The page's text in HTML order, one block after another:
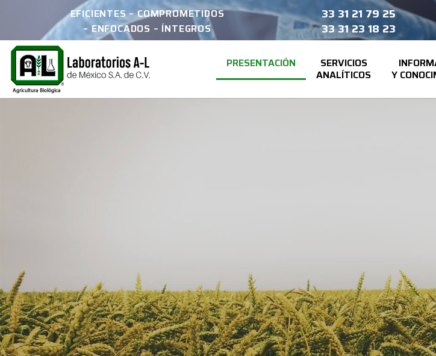
EFICIENTES – COMPROMETIDOS
– ENFOCADOS – ÍNTEGROS
33 31 21 79 25
33 31 23 18 23
PRESENTACIÓN
SERVICIOS
ANALÍTICOS
Y